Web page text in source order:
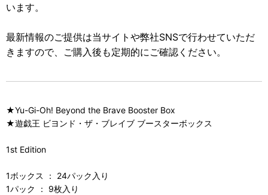
います。
最新情報のご提供は当サイトや弊社SNSで行わせていただ
きますので、ご購入後も定期的にご確認ください。
★Yu-Gi-Oh! Beyond the Brave Booster Box
★遊戯王 ビヨンド・ザ・ブレイブ ブースターボックス
1st Edition
1ボックス ： 24パック入り
1パック ： 9枚入り